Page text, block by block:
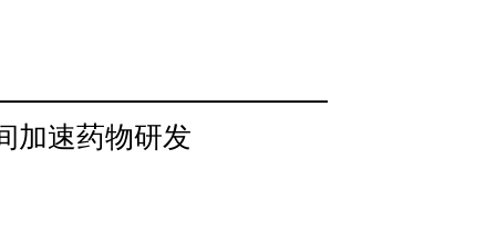
加速药物研发